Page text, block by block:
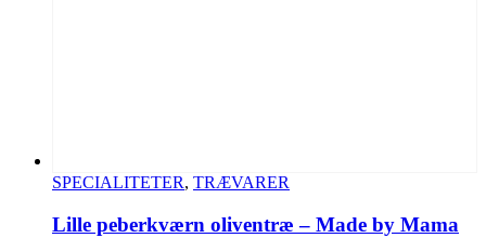
SPECIALITETER, TRÆVARER
Lille peberkværn oliventræ – Made by Mama